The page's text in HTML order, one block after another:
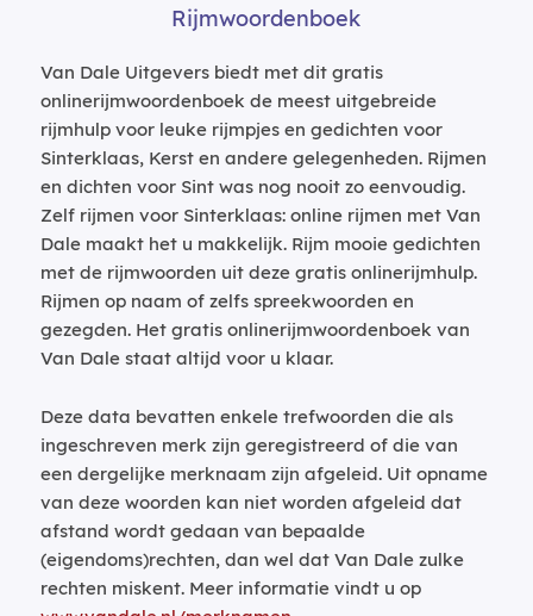
Rijmwoordenboek
Van Dale Uitgevers biedt met dit gratis
onlinerijmwoordenboek de meest uitgebreide
rijmhulp voor leuke rijmpjes en gedichten voor
Sinterklaas, Kerst en andere gelegenheden. Rijmen
en dichten voor Sint was nog nooit zo eenvoudig.
Zelf rijmen voor Sinterklaas: online rijmen met Van
Dale maakt het u makkelijk. Rijm mooie gedichten
met de rijmwoorden uit deze gratis onlinerijmhulp.
Rijmen op naam of zelfs spreekwoorden en
gezegden. Het gratis onlinerijmwoordenboek van
Van Dale staat altijd voor u klaar.
Deze data bevatten enkele trefwoorden die als
ingeschreven merk zijn geregistreerd of die van
een dergelijke merknaam zijn afgeleid. Uit opname
van deze woorden kan niet worden afgeleid dat
afstand wordt gedaan van bepaalde
(eigendoms)rechten, dan wel dat Van Dale zulke
rechten miskent. Meer informatie vindt u op